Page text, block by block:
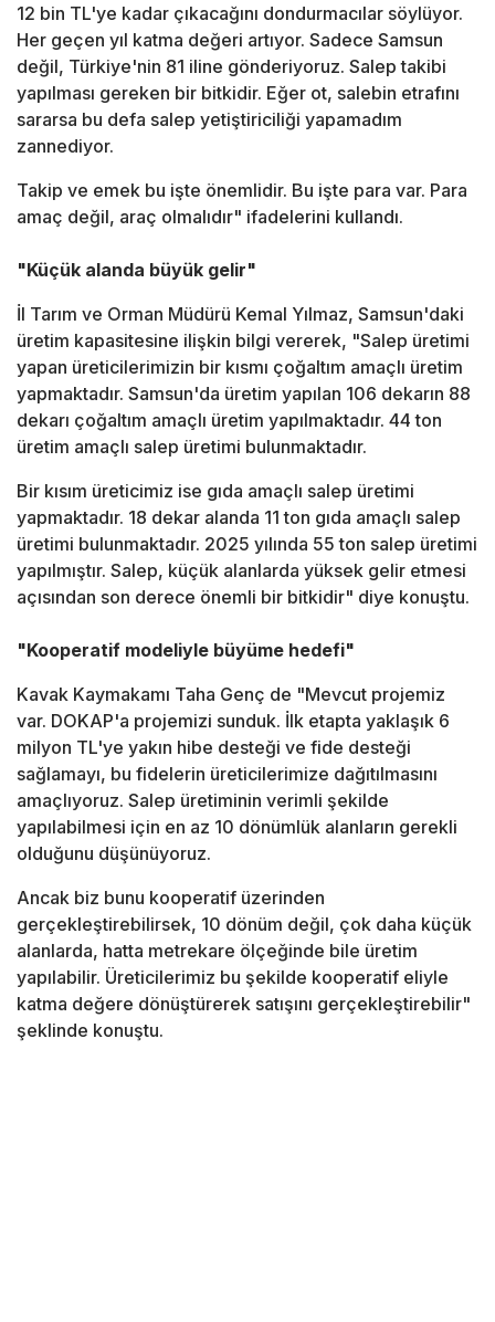
12 bin TL'ye kadar çıkacağını dondurmacılar söylüyor.
Her geçen yıl katma değeri artıyor. Sadece Samsun
değil, Türkiye'nin 81 iline gönderiyoruz. Salep takibi
yapılması gereken bir bitkidir. Eğer ot, salebin etrafını
sararsa bu defa salep yetiştiriciliği yapamadım
zannediyor.
Takip ve emek bu işte önemlidir. Bu işte para var. Para
amaç değil, araç olmalıdır" ifadelerini kullandı.
"Küçük alanda büyük gelir"
İl Tarım ve Orman Müdürü Kemal Yılmaz, Samsun'daki
üretim kapasitesine ilişkin bilgi vererek, "Salep üretimi
yapan üreticilerimizin bir kısmı çoğaltım amaçlı üretim
yapmaktadır. Samsun'da üretim yapılan 106 dekarın 88
dekarı çoğaltım amaçlı üretim yapılmaktadır. 44 ton
üretim amaçlı salep üretimi bulunmaktadır.
Bir kısım üreticimiz ise gıda amaçlı salep üretimi
yapmaktadır. 18 dekar alanda 11 ton gıda amaçlı salep
üretimi bulunmaktadır. 2025 yılında 55 ton salep üretimi
yapılmıştır. Salep, küçük alanlarda yüksek gelir etmesi
açısından son derece önemli bir bitkidir" diye konuştu.
"Kooperatif modeliyle büyüme hedefi"
Kavak Kaymakamı Taha Genç de "Mevcut projemiz
var. DOKAP'a projemizi sunduk. İlk etapta yaklaşık 6
milyon TL'ye yakın hibe desteği ve fide desteği
sağlamayı, bu fidelerin üreticilerimize dağıtılmasını
amaçlıyoruz. Salep üretiminin verimli şekilde
yapılabilmesi için en az 10 dönümlük alanların gerekli
olduğunu düşünüyoruz.
Ancak biz bunu kooperatif üzerinden
gerçekleştirebilirsek, 10 dönüm değil, çok daha küçük
alanlarda, hatta metrekare ölçeğinde bile üretim
yapılabilir. Üreticilerimiz bu şekilde kooperatif eliyle
katma değere dönüştürerek satışını gerçekleştirebilir"
şeklinde konuştu.